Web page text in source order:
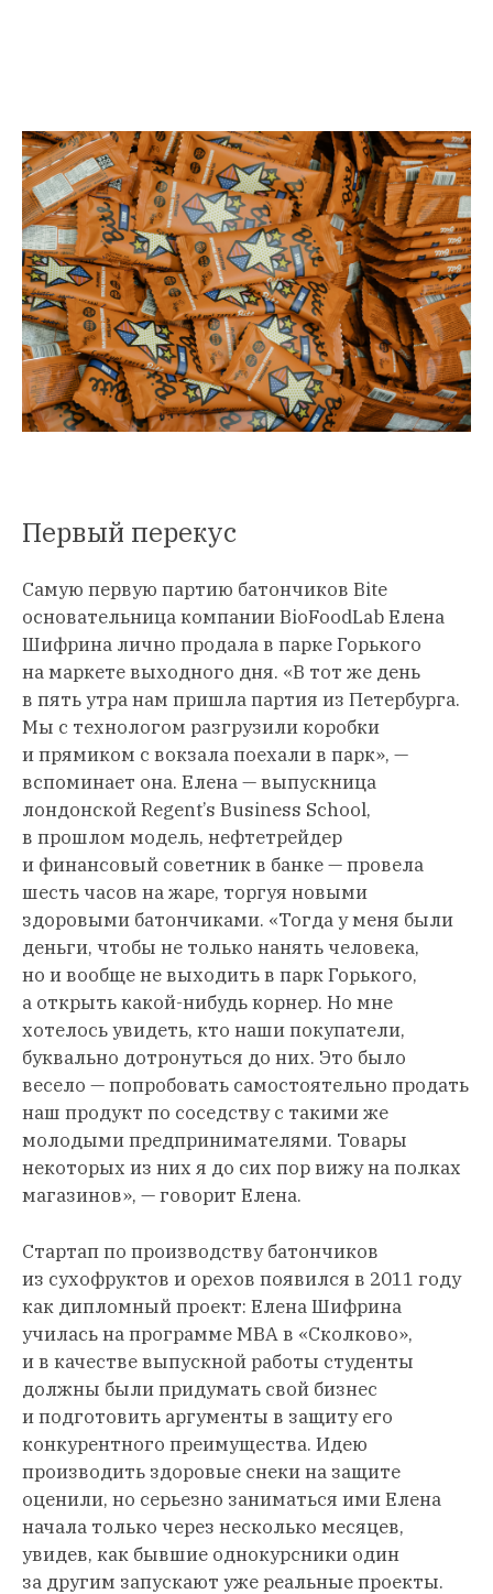
Первый перекус
Самую первую партию батончиков Bite
основательница компании BioFoodLab Елена
Шифрина лично продала в парке Горького
на маркете выходного дня. «В тот же день
в пять утра нам пришла партия из Петербурга.
Мы с технологом разгрузили коробки
и прямиком с вокзала поехали в парк», —
вспоминает она. Елена — выпускница
лондонской Regent’s Business School,
в прошлом модель, нефтетрейдер
и финансовый советник в банке — провела
шесть часов на жаре, торгуя новыми
здоровыми батончиками. «Тогда у меня были
деньги, чтобы не только нанять человека,
но и вообще не выходить в парк Горького,
а открыть какой-нибудь корнер. Но мне
хотелось увидеть, кто наши покупатели,
буквально дотронуться до них. Это было
весело — попробовать самостоятельно продать
наш продукт по соседству с такими же
молодыми предпринимателями. Товары
некоторых из них я до сих пор вижу на полках
магазинов», — говорит Елена.
Стартап по производству батончиков
из сухофруктов и орехов появился в 2011 году
как дипломный проект: Елена Шифрина
училась на программе MBA в «Сколково»,
и в качестве выпускной работы студенты
должны были придумать свой бизнес
и подготовить аргументы в защиту его
конкурентного преимущества. Идею
производить здоровые снеки на защите
оценили, но серьезно заниматься ими Елена
начала только через несколько месяцев,
увидев, как бывшие однокурсники один
за другим запускают уже реальные проекты.